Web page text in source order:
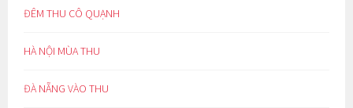
ĐÊM THU CÔ QUẠNH
HÀ NỘI MÙA THU
ĐÀ NẴNG VÀO THU